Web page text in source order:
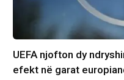
UEFA njofton dy
efekt në garat